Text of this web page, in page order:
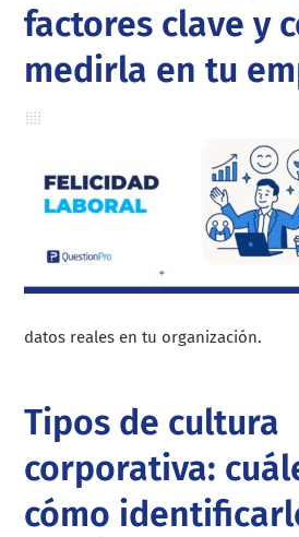
factores clave y
medirla en tu
datos reales en tu organización.
Tipos de cultura
corporativa:
cómo